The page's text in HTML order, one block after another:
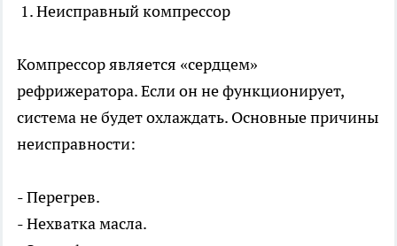
1. Неисправный компрессор
Компрессор является «сердцем»
рефрижератора. Если он не функционирует,
система не будет охлаждать. Основные причины
неисправности:
- Перегрев.
- Нехватка масла.